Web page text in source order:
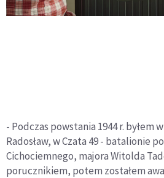
- Podczas powstania 1944 r. byłem
Radosław, w Czata 49 - batalionie
Cichociemnego, majora Witolda
porucznikiem, potem zostałem